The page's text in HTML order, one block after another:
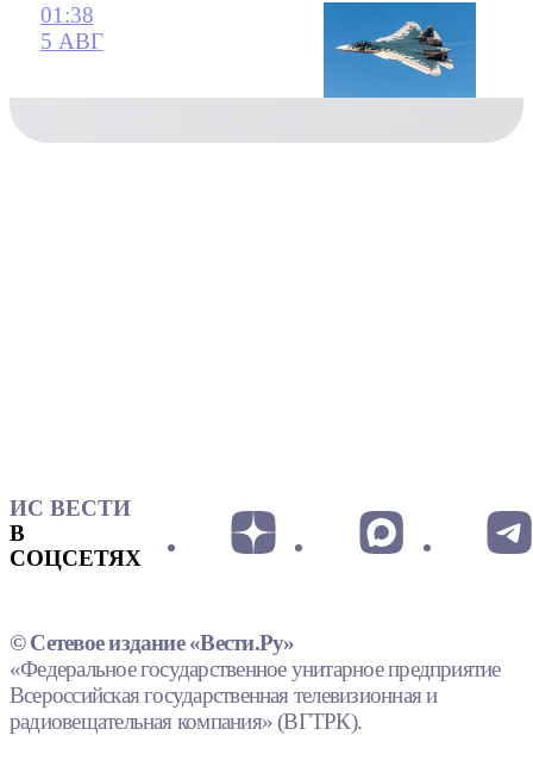
01:38
5 АВГ
ИС ВЕСТИ
В
СОЦСЕТЯХ
© Сетевое издание «Вести.Ру»
«Федеральное государственное унитарное предприятие
Всероссийская государственная телевизионная и
радиовещательная компания» (ВГТРК).